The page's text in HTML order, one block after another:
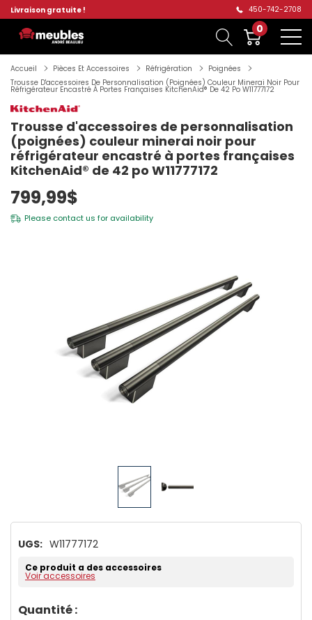
Livraison gratuite ! 450-742-2708
0
Accueil Pièces Et Accessoires Réfrigération
Poignées
Trousse D'accessoires De Personnalisation (poignées) Couleur Minerai Noir Pour
Réfrigérateur Encastré À Portes Françaises KitchenAid® De 42 Po W11777172
Trousse d'accessoires de personnalisation
(poignées) couleur minerai noir pour
réfrigérateur encastré à portes françaises
KitchenAid® de 42 po W11777172
799,99$
Please contact us for availability
UGS: W11777172
Ce produit a des accessoires
Voir accessoires
Dépêchez-
Quantité :